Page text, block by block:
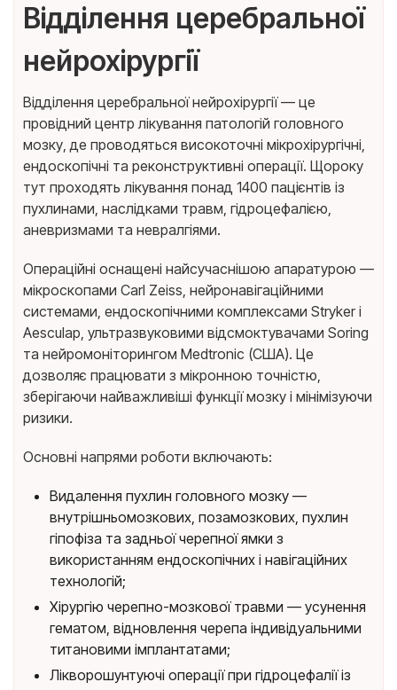
Відділення церебральної
нейрохірургії
Відділення церебральної нейрохірургії — це
провідний центр лікування патологій головного
мозку, де проводяться високоточні мікрохірургічні,
ендоскопічні та реконструктивні операції. Щороку
тут проходять лікування понад 1400 пацієнтів із
пухлинами, наслідками травм, гідроцефалією,
аневризмами та невралгіями.
Операційні оснащені найсучаснішою апаратурою —
мікроскопами Carl Zeiss, нейронавігаційними
системами, ендоскопічними комплексами Stryker і
Aesculap, ультразвуковими відсмоктувачами Soring
та нейромоніторингом Medtronic (США). Це
дозволяє працювати з мікронною точністю,
зберігаючи найважливіші функції мозку і мінімізуючи
ризики.
Основні напрями роботи включають:
Видалення пухлин головного мозку —
внутрішньомозкових, позамозкових, пухлин
гіпофіза та задньої черепної ямки з
використанням ендоскопічних і навігаційних
технологій;
Хірургію черепно-мозкової травми — усунення
гематом, відновлення черепа індивідуальними
титановими імплантатами;
Лікворошунтуючі операції при гідроцефалії із